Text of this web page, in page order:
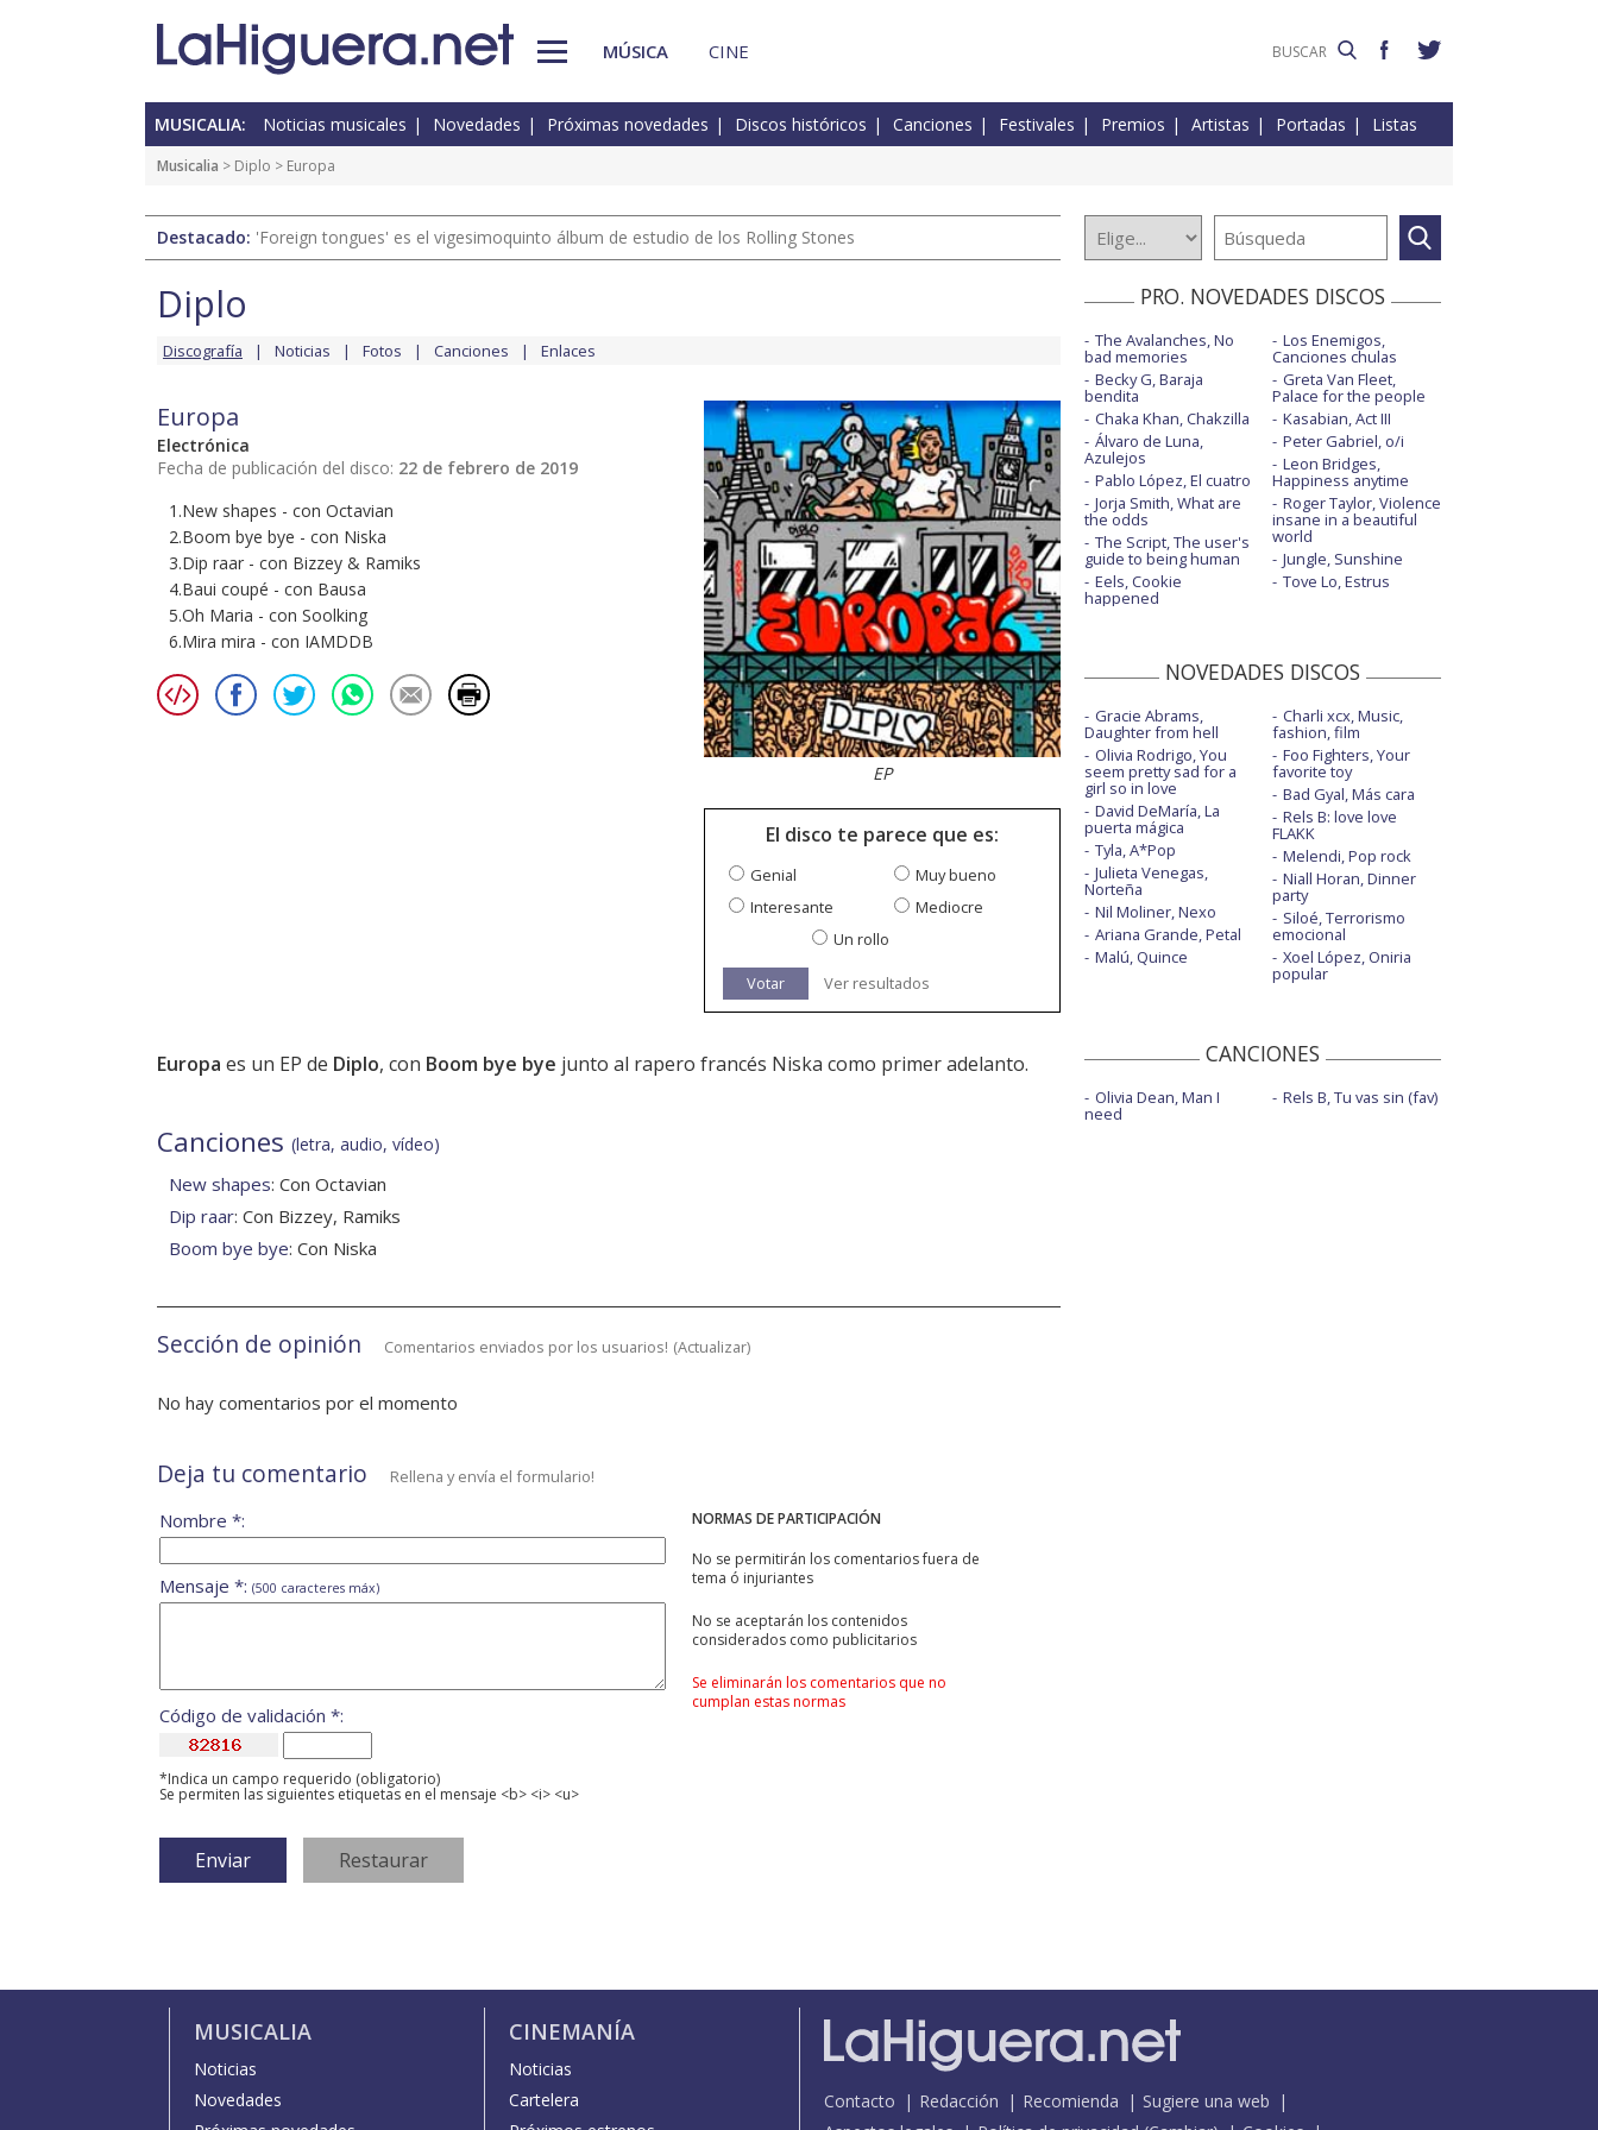
MÚSICA CINE
MUSICALIA: Noticias musicales Novedades Próximas novedades Discos históricos Canciones Festivales Premios Artistas Portadas Listas
Musicalia > Diplo > Europa
Destacado: 'Foreign tongues' es el vigesimoquinto álbum de estudio de los Rolling Stones
Diplo
Discografía Noticias Fotos Canciones Enlaces
Europa
Electrónica
Fecha de publicación del disco: 22 de febrero de 2019
1.New shapes - con Octavian
2.Boom bye bye - con Niska
3.Dip raar - con Bizzey & Ramiks
4.Baui coupé - con Bausa
5.Oh Maria - con Soolking
6.Mira mira - con IAMDDB
EP
El disco te parece que es:
Genial
Muy bueno
Interesante
Mediocre
Un rollo
Votar Ver resultados
Europa es un EP de Diplo, con Boom bye bye junto al rapero francés Niska como primer adelanto.
Canciones (letra, audio, vídeo)
New shapes: Con Octavian
Dip raar: Con Bizzey, Ramiks
Boom bye bye: Con Niska
Sección de opinión Comentarios enviados por los usuarios! (Actualizar)
No hay comentarios por el momento
Deja tu comentario Rellena y envía el formulario!
NORMAS DE PARTICIPACIÓN
No se permitirán los comentarios fuera de
tema ó injuriantes
No se aceptarán los contenidos
considerados como publicitarios
Se eliminarán los comentarios que no
cumplan estas normas
Nombre *:
Mensaje *: (500 caracteres máx)
Código de validación *:
*Indica un campo requerido (obligatorio)
Se permiten las siguientes etiquetas en el mensaje <b> <i> <u>
PRO. NOVEDADES DISCOS
The Avalanches, No
bad memories
Becky G, Baraja
bendita
Chaka Khan, Chakzilla
Álvaro de Luna,
Azulejos
Pablo López, El cuatro
Jorja Smith, What are
the odds
The Script, The user's
guide to being human
Eels, Cookie
happened
Los Enemigos,
Canciones chulas
Greta Van Fleet,
Palace for the people
Kasabian, Act III
Peter Gabriel, o/i
Leon Bridges,
Happiness anytime
Roger Taylor, Violence
insane in a beautiful
world
Jungle, Sunshine
Tove Lo, Estrus
NOVEDADES DISCOS
Gracie Abrams,
Daughter from hell
Olivia Rodrigo, You
seem pretty sad for a
girl so in love
David DeMaría, La
puerta mágica
Tyla, A*Pop
Julieta Venegas,
Norteña
Nil Moliner, Nexo
Ariana Grande, Petal
Malú, Quince
Charli xcx, Music,
fashion, film
Foo Fighters, Your
favorite toy
Bad Gyal, Más cara
Rels B: love love
FLAKK
Melendi, Pop rock
Niall Horan, Dinner
party
Siloé, Terrorismo
emocional
Xoel López, Oniria
popular
CANCIONES
Olivia Dean, Man I
need
Rels B, Tu vas sin (fav)
MUSICALIA
Noticias
Novedades
CINEMANÍA
Noticias
Cartelera
Contacto Redacción Recomienda
Sugiere una web